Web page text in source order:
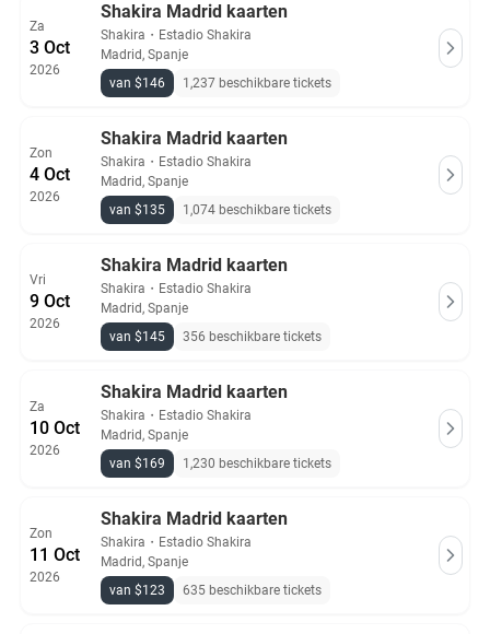
Za
3 Oct
2026
Shakira Madrid kaarten
Shakira ・ Estadio Shakira
Madrid, Spanje
van $146
1,237 beschikbare tickets
Zon
4 Oct
2026
Shakira Madrid kaarten
Shakira ・ Estadio Shakira
Madrid, Spanje
van $135
1,074 beschikbare tickets
Vri
9 Oct
2026
Shakira Madrid kaarten
Shakira ・ Estadio Shakira
Madrid, Spanje
van $145
356 beschikbare tickets
Za
10 Oct
2026
Shakira Madrid kaarten
Shakira ・ Estadio Shakira
Madrid, Spanje
van $169
1,230 beschikbare tickets
Zon
11 Oct
2026
Shakira Madrid kaarten
Shakira ・ Estadio Shakira
Madrid, Spanje
van $123
635 beschikbare tickets